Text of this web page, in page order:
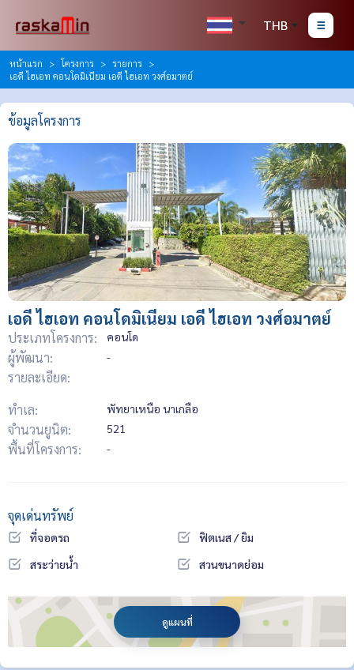
THB
หน้าแรก โครงการ
รายการ
เอดี ไฮเอท คอนโดมิเนียม เอดี ไฮเอท วงศ์อมาตย์
ข้อมูลโครงการ
เอดี ไฮเอท คอนโดมิเนียม เอดี ไฮเอท วงศ์อมาตย์
ประเภทโครงการ: คอนโด
ผู้พัฒนา: -
รายละเอียด:
ทำเล:
พัทยาเหนือ นาเกลือ
จำนวนยูนิต: 521
พื้นที่โครงการ: -
จุดเด่นทรัพย์
ที่จอดรถ
ฟิตเนส / ยิม
สระว่ายน้ำ
สวนขนาดย่อม
ดูแผนที่